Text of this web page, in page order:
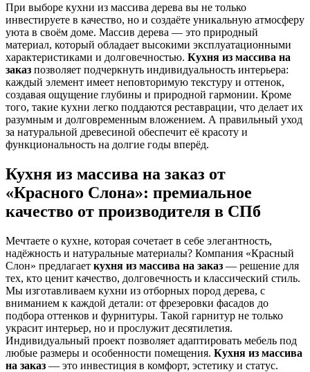
При выборе кухни из массива дерева вы не только
инвестируете в качество, но и создаёте уникальную атмосферу
уюта в своём доме. Массив дерева — это природный
материал, который обладает высокими эксплуатационными
характеристиками и долговечностью. Кухня из массива на
заказ позволяет подчеркнуть индивидуальность интерьера:
каждый элемент имеет неповторимую текстуру и оттенок,
создавая ощущение глубины и природной гармонии. Кроме
того, такие кухни легко поддаются реставрации, что делает их
разумным и долговременным вложением. А правильный уход
за натуральной древесиной обеспечит её красоту и
функциональность на долгие годы вперёд.
Кухня из массива на заказ от
«Красного Слона»: премиальное
качество от производителя в СПб
Мечтаете о кухне, которая сочетает в себе элегантность,
надёжность и натуральные материалы? Компания «Красный
Слон» предлагает кухня из массива на заказ — решение для
тех, кто ценит качество, долговечность и классический стиль.
Мы изготавливаем кухни из отборных пород дерева, с
вниманием к каждой детали: от фрезеровки фасадов до
подбора оттенков и фурнитуры. Такой гарнитур не только
украсит интерьер, но и прослужит десятилетия.
Индивидуальный проект позволяет адаптировать мебель под
любые размеры и особенности помещения. Кухня из массива
на заказ — это инвестиция в комфорт, эстетику и статус.